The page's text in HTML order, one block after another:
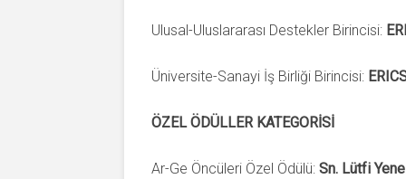
Ulusal-Uluslararası Destekler Birincisi:
Üniversite-Sanayi İş Birliği Birincisi:
ÖZEL ÖDÜLLER KATEGORİSİ
Ar-Ge Öncüleri Özel Ödülü: Sn. Lütfi Yenel